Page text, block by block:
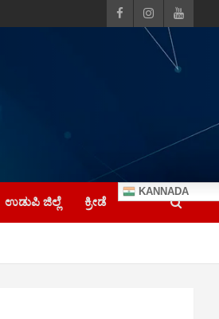
ಉಡುಪಿ ಜಿಲ್ಲೆ ಕ್ರೀಡೆ
KANNADA